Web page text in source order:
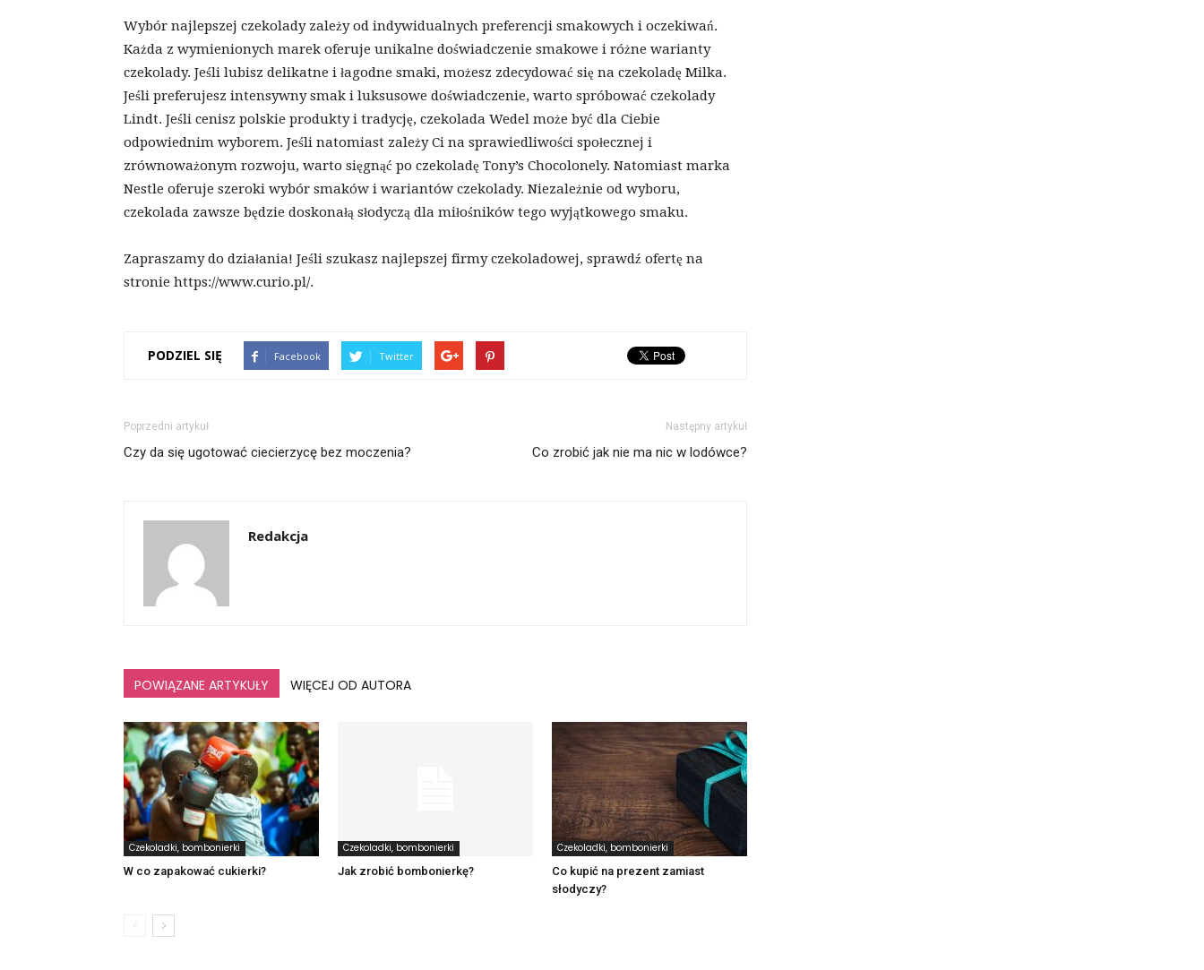
Wybór najlepszej czekolady zależy od indywidualnych preferencji smakowych i oczekiwań.
Każda z wymienionych marek oferuje unikalne doświadczenie smakowe i różne warianty
czekolady. Jeśli lubisz delikatne i łagodne smaki, możesz zdecydować się na czekoladę Milka.
Jeśli preferujesz intensywny smak i luksusowe doświadczenie, warto spróbować czekolady
Lindt. Jeśli cenisz polskie produkty i tradycję, czekolada Wedel może być dla Ciebie
odpowiednim wyborem. Jeśli natomiast zależy Ci na sprawiedliwości społecznej i
zrównoważonym rozwoju, warto sięgnąć po czekoladę Tony’s Chocolonely. Natomiast marka
Nestle oferuje szeroki wybór smaków i wariantów czekolady. Niezależnie od wyboru,
czekolada zawsze będzie doskonałą słodyczą dla miłośników tego wyjątkowego smaku.
Zapraszamy do działania! Jeśli szukasz najlepszej firmy czekoladowej, sprawdź ofertę na
stronie https://www.curio.pl/.
PODZIEL SIĘ Facebook Twitter
Poprzedni artykuł
Czy da się ugotować ciecierzycę bez moczenia?
Następny artykuł
Co zrobić jak nie ma nic w lodówce?
Redakcja
POWIĄZANE ARTYKUŁY WIĘCEJ OD AUTORA
Czekoladki, bombonierki
W co zapakować cukierki?
Czekoladki, bombonierki
Jak zrobić bombonierkę?
Czekoladki, bombonierki
Co kupić na prezent zamiast
słodyczy?